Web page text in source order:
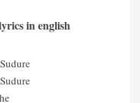
in english